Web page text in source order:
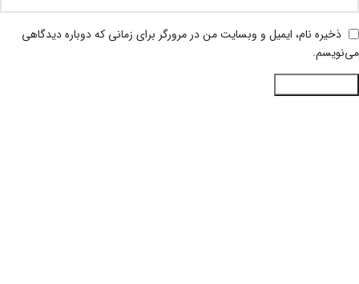
ذخیره نام، ایمیل و وبسایت من در مرورگر برای زمانی که دوباره دیدگاهی
می‌نویسم.